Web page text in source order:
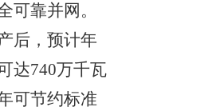
可靠并网。
后，预计年
达740万千瓦
可节约标准